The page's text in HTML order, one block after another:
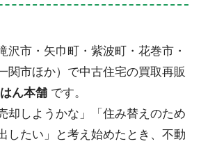
沢市・矢巾町・紫波町・花巻市・
関市ほか）で中古住宅の買取再販
ん本舗です。
却しようかな」「住み替えのため
したい」と考え始めたとき、不動